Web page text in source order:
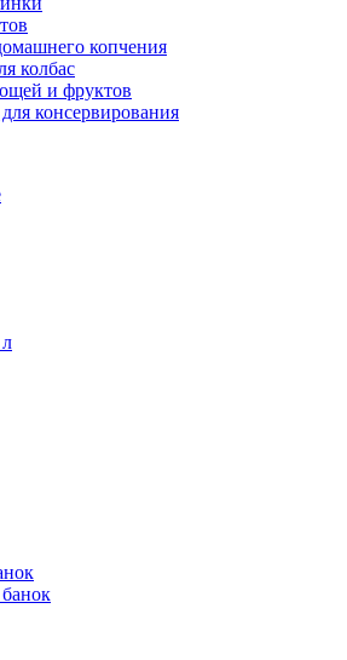
копчения
колбас
и фруктов
консервирования